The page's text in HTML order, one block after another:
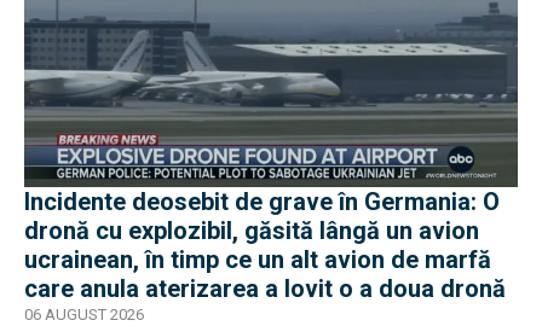
Incidente deosebit de grave în Germania: O
dronă cu explozibil, găsită lângă un avion
ucrainean, în timp ce un alt avion de marfă
care anula aterizarea a lovit o a doua dronă
06 AUGUST 2026